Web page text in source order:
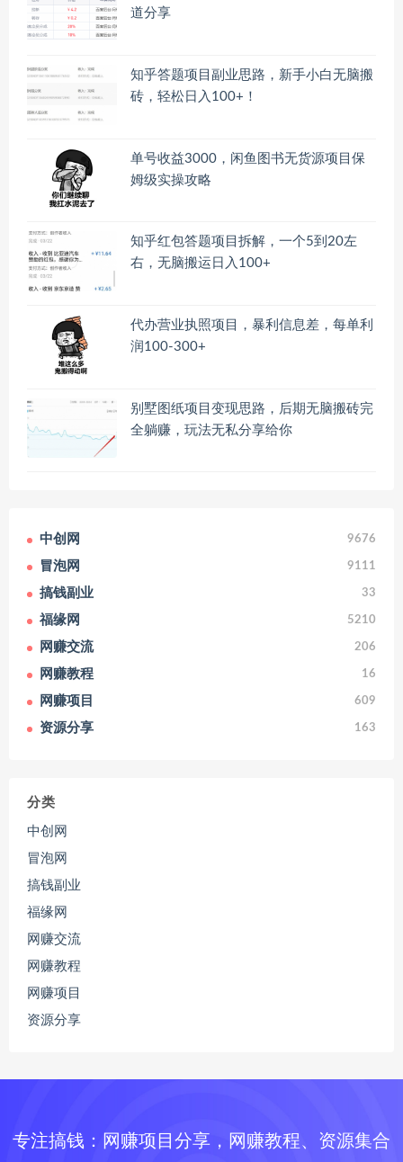
道分享
知乎答题项目副业思路，新手小白无脑搬
砖，轻松日入100+！
单号收益3000，闲鱼图书无货源项目保
姆级实操攻略
知乎红包答题项目拆解，一个5到20左
右，无脑搬运日入100+
代办营业执照项目，暴利信息差，每单利
润100-300+
别墅图纸项目变现思路，后期无脑搬砖完
全躺赚，玩法无私分享给你
中创网 9676
冒泡网 9111
搞钱副业 33
福缘网 5210
网赚交流 206
网赚教程 16
网赚项目 609
资源分享 163
分类
中创网
冒泡网
搞钱副业
福缘网
网赚交流
网赚教程
网赚项目
资源分享
专注搞钱：网赚项目分享，网赚教程、资源集合